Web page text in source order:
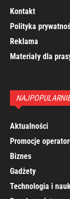
Kontakt
Polityka
Reklama
Materiały dla
Aktualności
Promocje
Biznes
Gadżety
Technologia i